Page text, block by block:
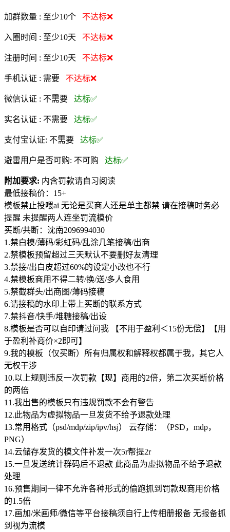
加群数量 : 至少10个 不达标❌
入圈时间 : 至少10天 不达标❌
注册时间 : 至少10天 不达标❌
手机认证 : 需要 不达标❌
微信认证 : 不需要 达标✅
实名认证 : 不需要 达标✅
支付宝认证: 不需要 达标✅
避雷用户是否可购: 不可购 达标✅
附加要求: 内含罚款请自习阅读
最低接稿价：15+
模板禁止投喂ai 无论是买商人还是单主都禁 请在接稿时务必
提醒 未提醒两人连坐罚流模价
买断/共断：沈南2096994030
1.禁白模/薄码/彩虹码/乱涂几笔接稿/出商
2.禁模板预留超过三天默认不要删好友清理
3.禁接/出白皮超过60%的设定小改也不行
4.禁模板商用不得二转/换/送/多人食用
5.禁截群头/出商图/薄码接稿
6.请接稿的水印上带上买断的联系方式
7.禁抖音/快手/堆糖接稿/出设
8.模板是否可以自印请过问我 【不用于盈利＜15份无偿】【用
于盈利补商价×2即可】
9.我的模板（仅买断）所有归属权和解释权都属于我，其它人
无权干涉
10.以上规则违反一次罚款【现】商用的2倍，第二次买断价格
的两倍
11.我出售的模板只有违规罚款不会有警告
12.此物品为虚拟物品一旦发货不给予退款处理
13.常用格式（psd/mdp/zip/ipv/hsj） 云存储：（PSD，mdp，
PNG）
14.云储存发货的模文件补发一次5r帮提2r
15.一旦发送统计群码后不退款 此商品为虚拟物品不给予退款
处理
16.预售期间一律不允许各种形式的偷跑抓到罚款现商用价格
的1.5倍
17.画加/米画师/微信等平台接稿须自行上传相册报备 无报备抓
到视为流模